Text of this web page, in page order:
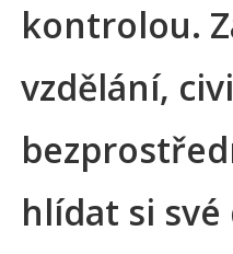
kontrolou.
vzdělání,
hlídat si